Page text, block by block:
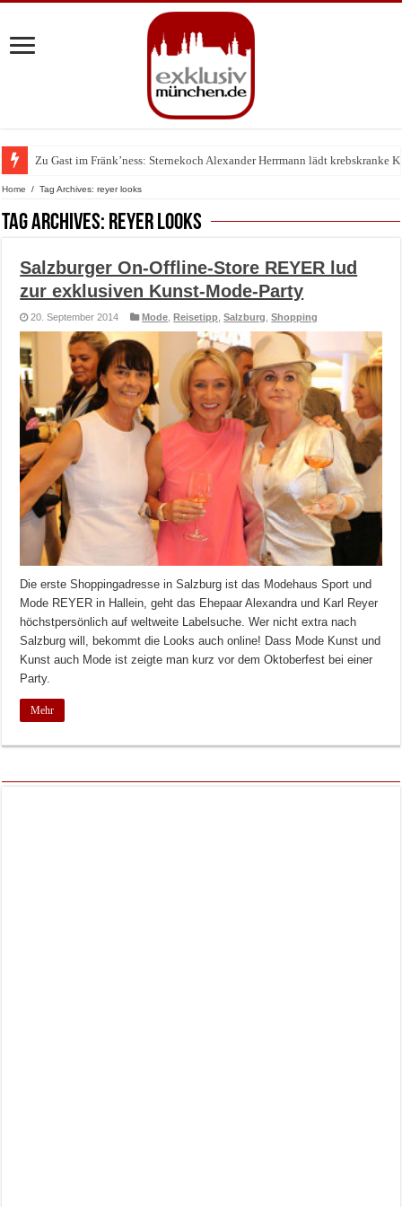
Zu Gast im Fränk’ness: Sternekoch Alexander Herrmann lädt krebskranke
Warum München gerade zum Treffpunkt der Lingerie-Branche wurde
Home / Tag Archives: reyer looks
Tag Archives: reyer looks
Salzburger On-Offline-Store REYER lud
zur exklusiven Kunst-Mode-Party
20. September 2014 Mode ,Reisetipp ,Salzburg ,Shopping
Die erste Shoppingadresse in Salzburg ist das Modehaus Sport und
Mode REYER in Hallein, geht das Ehepaar Alexandra und Karl Reyer
höchstpersönlich auf weltweite Labelsuche. Wer nicht extra nach
Salzburg will, bekommt die Looks auch online! Dass Mode Kunst und
Kunst auch Mode ist zeigte man kurz vor dem Oktoberfest bei einer
Party.
Mehr